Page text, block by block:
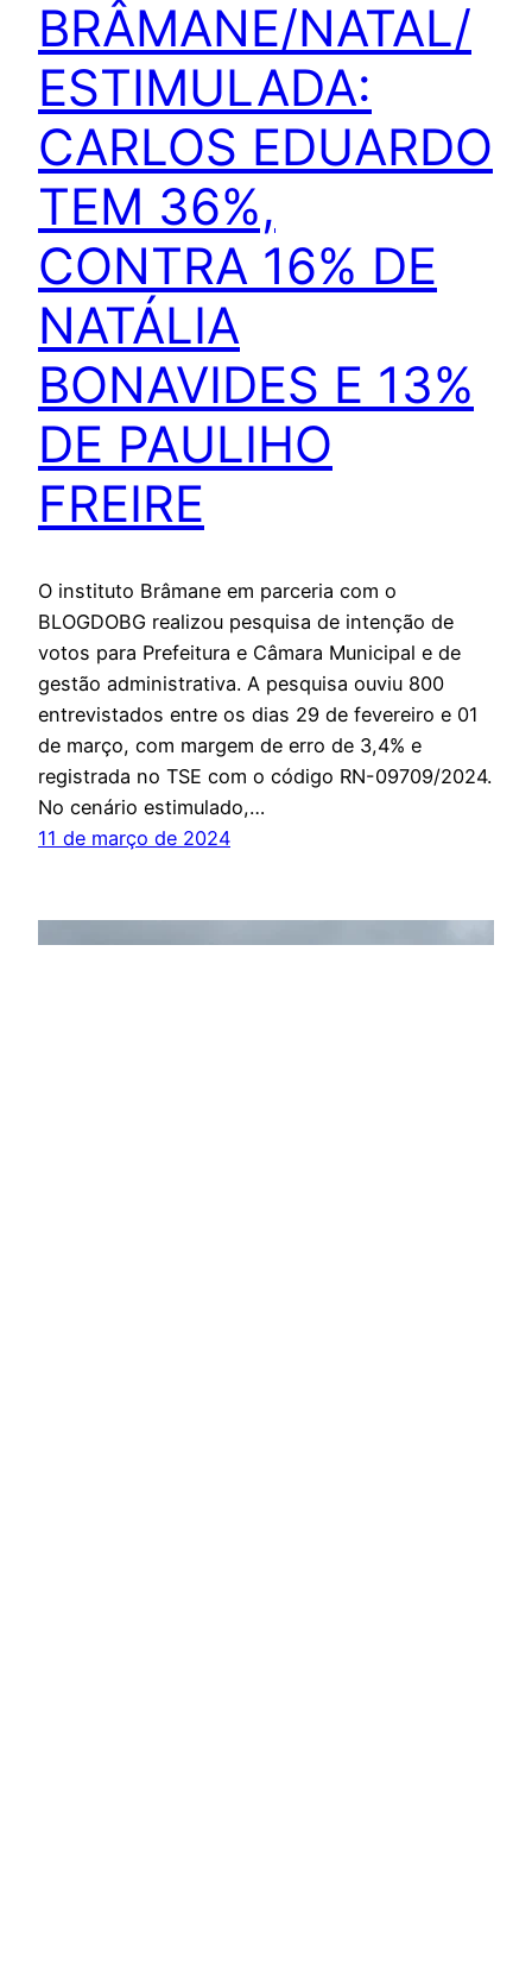
BRÂMANE/NATAL/
ESTIMULADA:
CARLOS EDUARDO
TEM 36%,
CONTRA 16% DE
NATÁLIA
BONAVIDES E 13%
DE PAULIHO
FREIRE
O instituto Brâmane em parceria com o
BLOGDOBG realizou pesquisa de intenção de
votos para Prefeitura e Câmara Municipal e de
gestão administrativa. A pesquisa ouviu 800
entrevistados entre os dias 29 de fevereiro e 01
de março, com margem de erro de 3,4% e
registrada no TSE com o código RN-09709/2024.
No cenário estimulado,…
11 de março de 2024